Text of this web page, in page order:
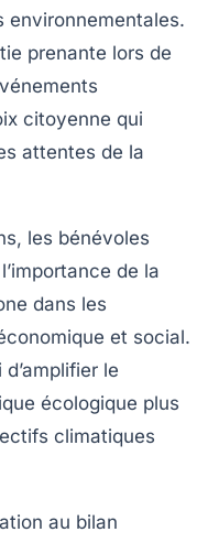
environnementales.
prenante lors de
citoyenne qui
attentes de la
les bénévoles
de la
dans les
et social.
le
écologique plus
climatiques
au bilan